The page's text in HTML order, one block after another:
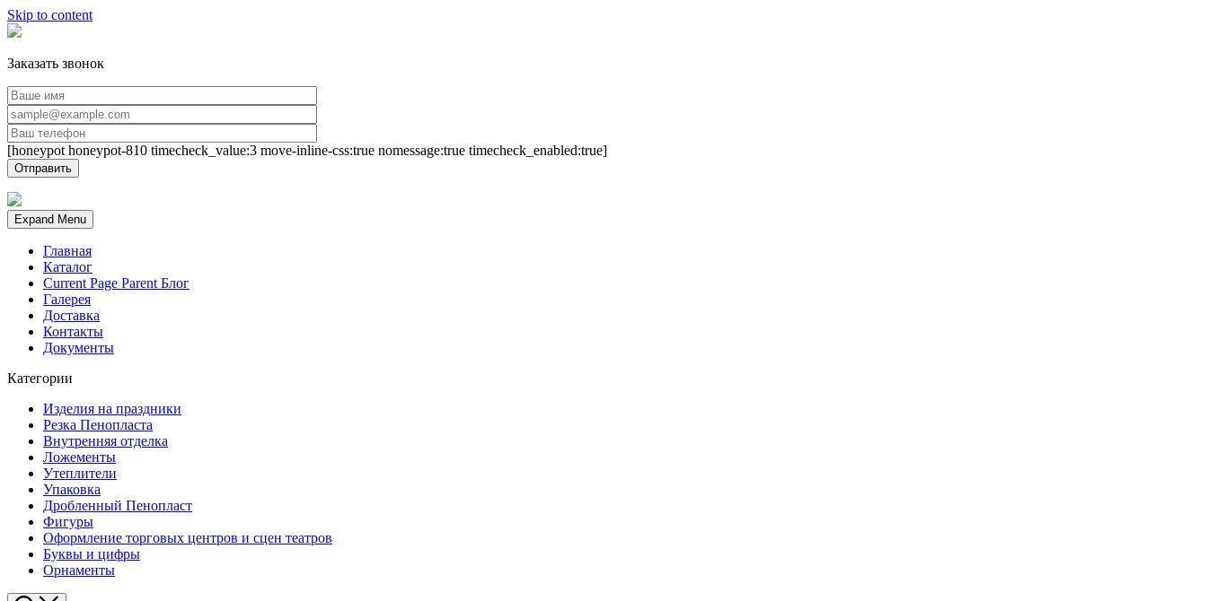
Skip to content
Заказать звонок
[honeypot honeypot-810 timecheck_value:3 move-inline-css:true nomessage:true timecheck_enabled:true]
Expand Menu
Главная
Каталог
Current Page Parent Блог
Галерея
Доставка
Контакты
Документы
Категории
Изделия на праздники
Резка Пенопласта
Внутренняя отделка
Ложементы
Утеплители
Упаковка
Дробленный Пенопласт
Фигуры
Оформление торговых центров и сцен театров
Буквы и цифры
Орнаменты